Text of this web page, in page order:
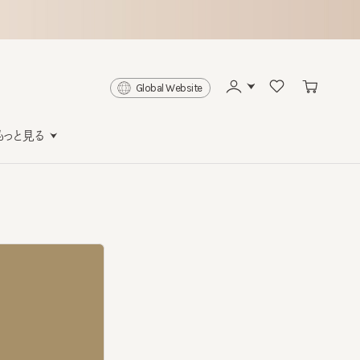
Global Website
る